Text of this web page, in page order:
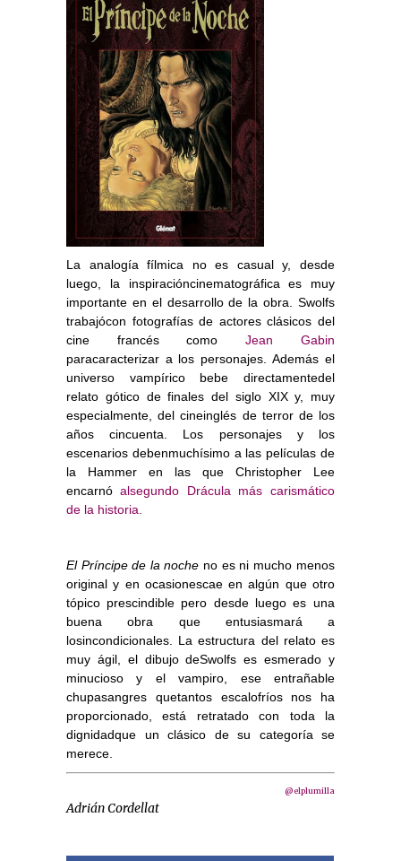
La analogía fílmica no es casual y, desde
luego, la inspiracióncinematográfica es muy
importante en el desarrollo de la obra. Swolfs
trabajócon fotografías de actores clásicos del
cine francés como Jean Gabin
paracaracterizar a los personajes. Además el
universo vampírico bebe directamentedel
relato gótico de finales del siglo XIX y, muy
especialmente, del cineinglés de terror de los
años cincuenta. Los personajes y los
escenarios debenmuchísimo a las películas de
la Hammer en las que Christopher Lee
encarnó alsegundo Drácula más carismático
de la historia.
El Príncipe de la noche no es ni mucho menos
original y en ocasionescae en algún que otro
tópico prescindible pero desde luego es una
buena obra que entusiasmará a
losincondicionales. La estructura del relato es
muy ágil, el dibujo deSwolfs es esmerado y
minucioso y el vampiro, ese entrañable
chupasangres quetantos escalofríos nos ha
proporcionado, está retratado con toda la
dignidadque un clásico de su categoría se
merece.
@elplumilla
Adrián Cordellat